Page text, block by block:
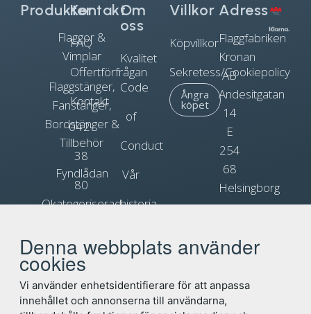
Denna webbplats använder
cookies
Vi använder enhetsidentifierare för att anpassa
innehållet och annonserna till användarna,
Adress
Flaggfabriken
Kronan
AB
Andesitgatan
14
E
254
68
Helsingborg
0897
Kontakt
FAQ
Offertförfrågan
Kontakt
042-
38
80
info@flagga.com
Om
oss
Kvalitet
Code
of
Conduct
Vår
historia
Flaggregler
Villkor
Köpvillkor
Sekretess/Cookiepolicy
Ångra
köpet
Produkter
Flaggor &
Vimplar
Flaggstänger,
Fanstänger,
Bordstänger &
Tillbehör
Fyndlådan
Okategoriserad